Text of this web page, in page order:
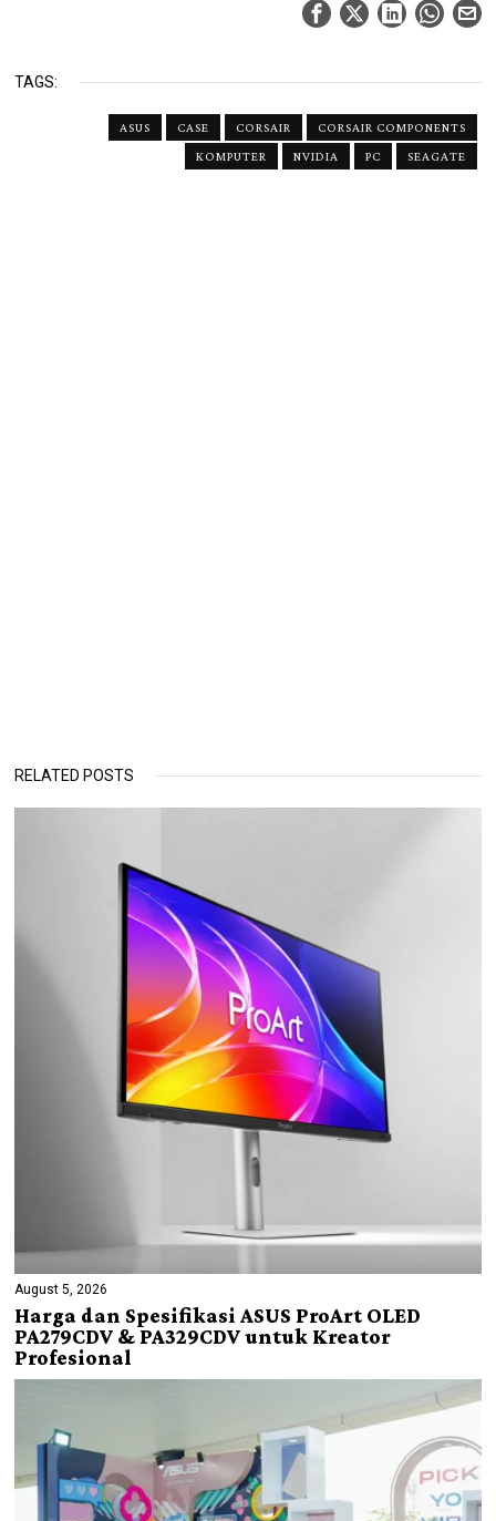
TAGS:
ASUS CASE CORSAIR
CORSAIR COMPONENTS
KOMPUTER
NVIDIA PC SEAGATE
RELATED POSTS
August 5, 2026
Harga dan Spesifikasi ASUS ProArt OLED
PA279CDV & PA329CDV untuk Kreator
Profesional